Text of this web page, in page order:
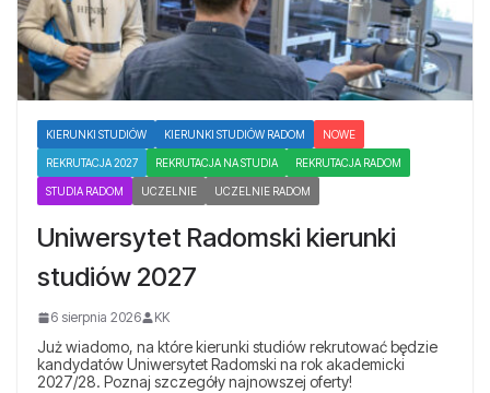
KIERUNKI STUDIÓW KIERUNKI STUDIÓW RADOM NOWE
REKRUTACJA 2027 REKRUTACJA NA STUDIA REKRUTACJA RADOM
STUDIA RADOM UCZELNIE UCZELNIE RADOM
Uniwersytet Radomski kierunki
studiów 2027
6 sierpnia 2026 KK
Już wiadomo, na które kierunki studiów rekrutować będzie
kandydatów Uniwersytet Radomski na rok akademicki
2027/28. Poznaj szczegóły najnowszej oferty!